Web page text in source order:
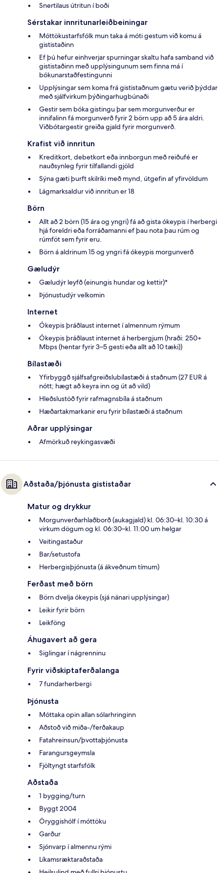
Snertilaus útritun í boði
Sérstakar innritunarleiðbeiningar
Móttökustarfsfólk mun taka á móti gestum við komu á
gististaðinn
Ef þú hefur einhverjar spurningar skaltu hafa samband við
gististaðinn með upplýsingunum sem finna má í
bókunarstaðfestingunni
Upplýsingar sem koma frá gististaðnum gætu verið þýddar
með sjálfvirkum þýðingarhugbúnaði
Gestir sem bóka gistingu þar sem morgunverður er
innifalinn fá morgunverð fyrir 2 börn upp að 5 ára aldri.
Viðbótargestir greiða gjald fyrir morgunverð.
Krafist við innritun
Kreditkort, debetkort eða innborgun með reiðufé er
nauðsynleg fyrir tilfallandi gjöld
Sýna gæti þurft skilríki með mynd, útgefin af yfirvöldum
Lágmarksaldur við innritun er 18
Börn
Allt að 2 börn (15 ára og yngri) fá að gista ókeypis í herbergi
hjá foreldri eða forráðamanni ef þau nota þau rúm og
rúmföt sem fyrir eru.
Börn á aldrinum 15 og yngri fá ókeypis morgunverð
Gæludýr
Gæludýr leyfð (einungis hundar og kettir)*
Þjónustudýr velkomin
Internet
Ókeypis þráðlaust internet í almennum rýmum
Ókeypis þráðlaust internet á herbergjum (hraði: 250+
Mbps (hentar fyrir 3–5 gesti eða allt að 10 tæki))
Bílastæði
Yfirbyggð sjálfsafgreiðslubílastæði á staðnum (27 EUR á
nótt; hægt að keyra inn og út að vild)
Hleðslustöð fyrir rafmagnsbíla á staðnum
Hæðartakmarkanir eru fyrir bílastæði á staðnum
Aðrar upplýsingar
Afmörkuð reykingasvæði
Aðstaða/þjónusta gististaðar
Matur og drykkur
Morgunverðarhlaðborð (aukagjald) kl. 06:30–kl. 10:30 á
virkum dögum og kl. 06:30–kl. 11:00 um helgar
Veitingastaður
Bar/setustofa
Herbergisþjónusta (á ákveðnum tímum)
Ferðast með börn
Börn dvelja ókeypis (sjá nánari upplýsingar)
Leikir fyrir börn
Leikföng
Áhugavert að gera
Siglingar í nágrenninu
Fyrir viðskiptaferðalanga
7 fundarherbergi
Þjónusta
Móttaka opin allan sólarhringinn
Aðstoð við miða-/ferðakaup
Fatahreinsun/þvottaþjónusta
Farangursgeymsla
Fjöltyngt starfsfólk
Aðstaða
1 bygging/turn
Byggt 2004
Öryggishólf í móttöku
Garður
Sjónvarp í almennu rými
Líkamsræktaraðstaða